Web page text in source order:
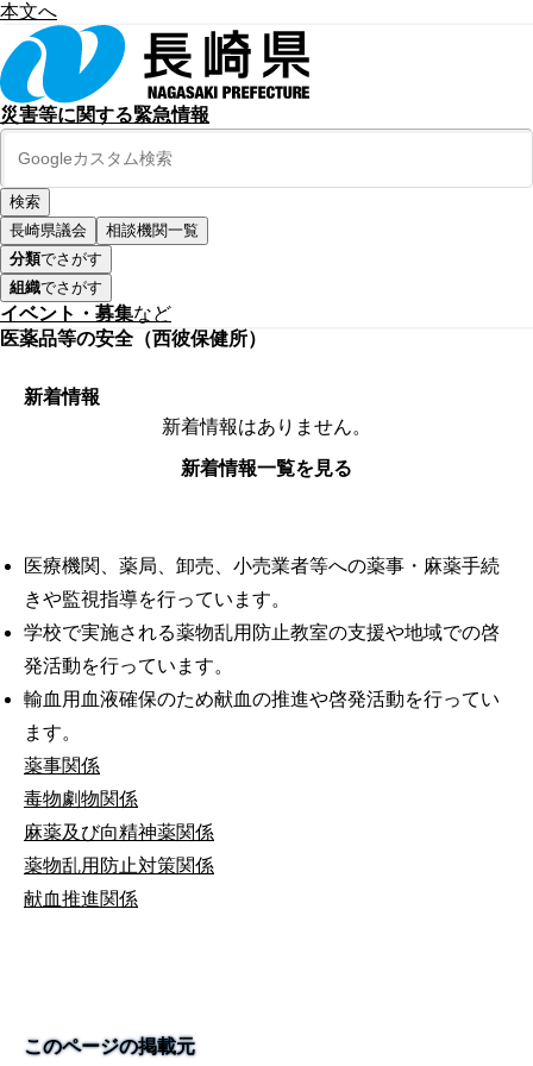
本文へ
災害等に関する緊急情報
長崎県議会
相談機関一覧
分類でさがす
組織でさがす
イベント・募集など
医薬品等の安全（西彼保健所）
新着情報
新着情報はありません。
新着情報一覧を見る
医療機関、薬局、卸売、小売業者等への薬事・麻薬手続
きや監視指導を行っています。
学校で実施される薬物乱用防止教室の支援や地域での啓
発活動を行っています。
輸血用血液確保のため献血の推進や啓発活動を行ってい
ます。
薬事関係
毒物劇物関係
麻薬及び向精神薬関係
薬物乱用防止対策関係
献血推進関係
このページの掲載元